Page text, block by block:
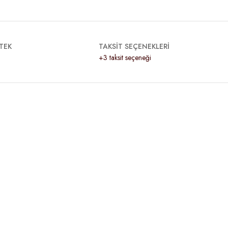
TAKSİT SEÇENEKLERİ
+3 taksit seçeneği